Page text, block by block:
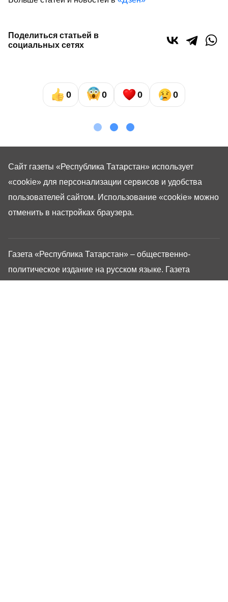
Поделиться статьей в
социальных сетях
0 0 0 0
Газета «Республика Татарстан» – общественно-
политическое издание на русском языке. Газета
Сайт газеты «Республика Татарстан» использует
«cookie» для персонализации сервисов и удобства
пользователей сайтом. Использование «cookie» можно
отменить в настройках браузера.